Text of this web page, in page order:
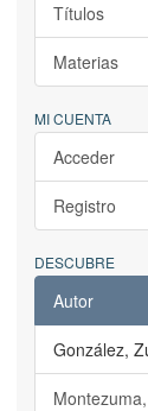
Títulos
Materias
MI CUENTA
Acceder
Registro
DESCUBRE
Autor
González,